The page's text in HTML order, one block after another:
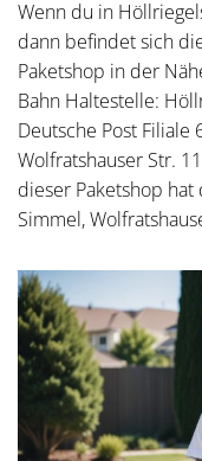
Wenn du in
dann befindet sich
Paketshop in der
Bahn Haltestelle:
Deutsche Post Filiale
Wolfratshauser Str.
dieser Paketshop hat
Simmel,